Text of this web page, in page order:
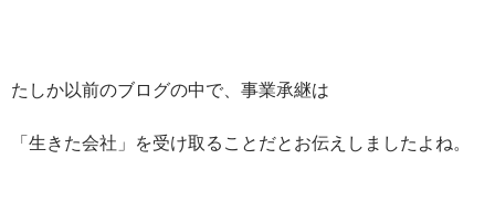
たしか以前のブログの中で、事業承継は
「生きた会社」を受け取ることだとお伝えしましたよね。